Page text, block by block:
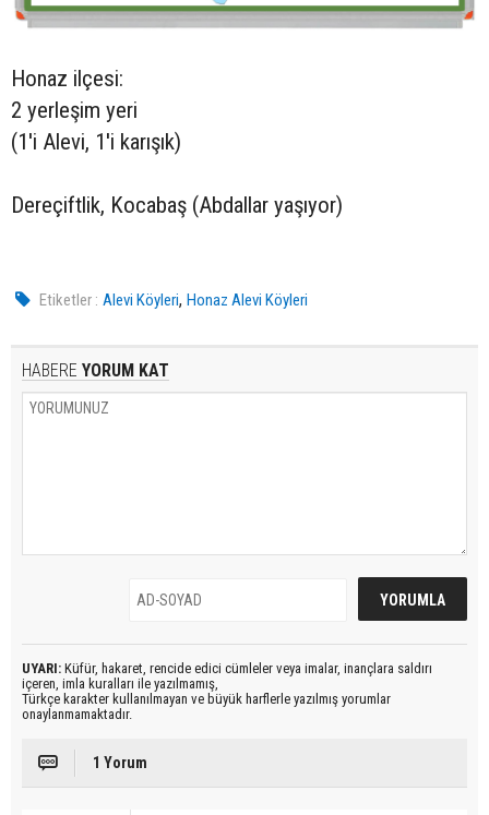
Honaz ilçesi:
2 yerleşim yeri
(1'i Alevi, 1'i karışık)
Dereçiftlik, Kocabaş (Abdallar yaşıyor)
Etiketler : Alevi Köyleri,Honaz Alevi Köyleri
HABERE YORUM KAT
UYARI: Küfür, hakaret, rencide edici cümleler veya imalar, inançlara saldırı
içeren, imla kuralları ile yazılmamış,
Türkçe karakter kullanılmayan ve büyük harflerle yazılmış yorumlar
onaylanmamaktadır.
1 Yorum